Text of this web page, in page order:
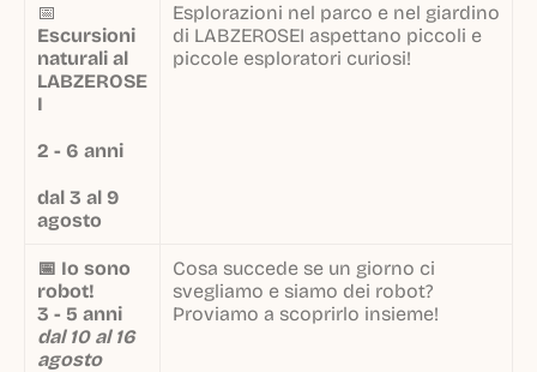
📅
Escursioni
naturali al
LABZEROSE
I
2 - 6 anni
dal 3 al 9
agosto
Esplorazioni nel parco e nel giardino
di LABZEROSEI aspettano piccoli e
piccole esploratori curiosi!
📅 Io sono
robot!
3 - 5 anni
dal 10 al 16
agosto
Cosa succede se un giorno ci
svegliamo e siamo dei robot?
Proviamo a scoprirlo insieme!